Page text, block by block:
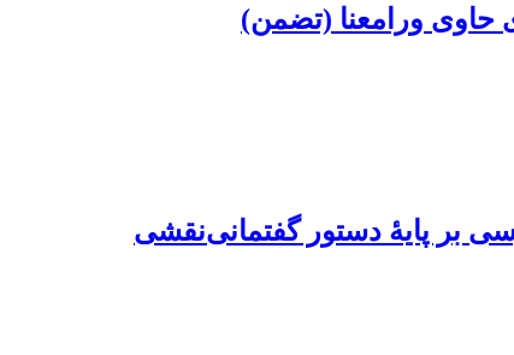
حاوی ورامعنا (تضمن)
بر پایۀ دستور گفتمانی‌نقشی